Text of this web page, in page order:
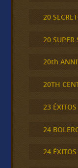
20
20 SUPER
20th
20TH
23
24
24 ÉXITOS